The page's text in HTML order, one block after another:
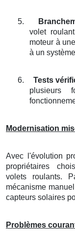
5.
volet
moteur à
à un
6. Tests
plusieurs
Modernisation
Avec l'évolution
propriétaires
volets roulants.
mécanisme
capteurs solaires
Problèmes